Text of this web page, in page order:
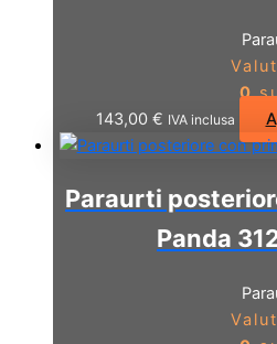
0
143,00 € IVA inclusa
Paraurti
Panda